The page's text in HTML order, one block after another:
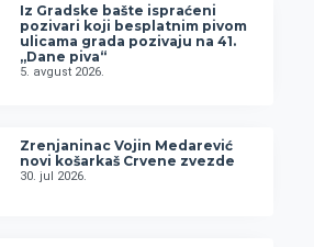
Iz Gradske bašte ispraćeni
pozivari koji besplatnim pivom
ulicama grada pozivaju na 41.
„Dane piva“
5. avgust 2026.
Zrenjaninac Vojin Medarević
novi košarkaš Crvene zvezde
30. jul 2026.